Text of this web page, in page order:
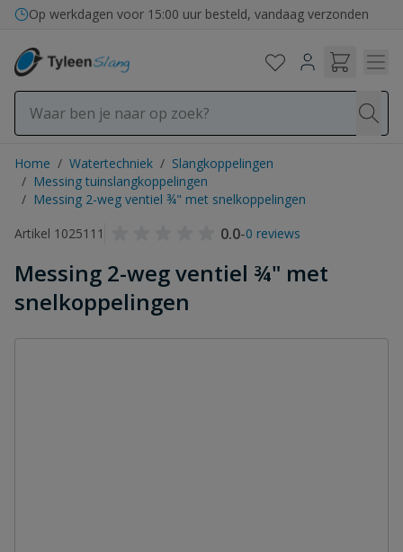
Ga naar de inhoud
Op werkdagen voor 15:00 uur besteld, vandaag verzonden
Home / Watertechniek / Slangkoppelingen
/ Messing tuinslangkoppelingen
/ Messing 2-weg ventiel ¾" met snelkoppelingen
Artikel 1025111
0.0-0 reviews
Messing 2-weg ventiel ¾" met
snelkoppelingen